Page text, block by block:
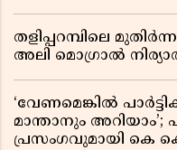
തളിപ്പറമ്പിലെ
അലി മൊഗ്രാൽ
‘വേണമെങ്കിൽ
മാന്താനും അറിയാം’;
പ്രസംഗവുമായി കെ